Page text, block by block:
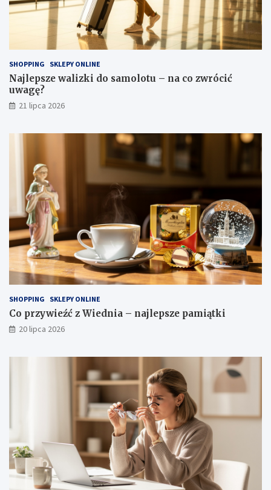
SHOPPING SKLEPY ONLINE
Najlepsze walizki do samolotu – na co zwrócić
uwagę?
21 lipca 2026
SHOPPING SKLEPY ONLINE
Co przywieźć z Wiednia – najlepsze pamiątki
20 lipca 2026